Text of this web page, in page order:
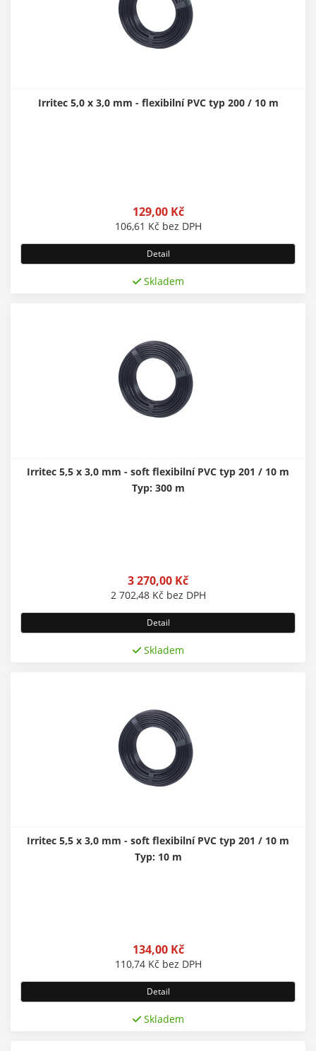
Irritec 5,0 x 3,0 mm - flexibilní PVC typ 200 / 10 m
129,00 Kč
106,61 Kč bez DPH
Detail
Skladem
Irritec 5,5 x 3,0 mm - soft flexibilní PVC typ 201 / 10 m
Typ: 300 m
3 270,00 Kč
2 702,48 Kč bez DPH
Detail
Skladem
Irritec 5,5 x 3,0 mm - soft flexibilní PVC typ 201 / 10 m
Typ: 10 m
134,00 Kč
110,74 Kč bez DPH
Detail
Skladem